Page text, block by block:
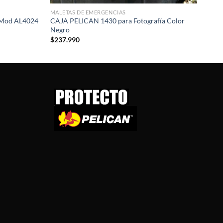
AL4024
MALETAS DE EMERGENCIAS
CAJA PELICAN 1430 para Fotografía Color
Negro
$237.990